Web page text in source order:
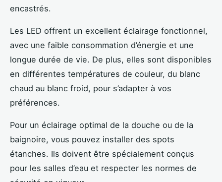
encastrés.
Les LED offrent un excellent éclairage fonctionnel,
avec une faible consommation d’énergie et une
longue durée de vie. De plus, elles sont disponibles
en différentes températures de couleur, du blanc
chaud au blanc froid, pour s’adapter à vos
préférences.
Pour un éclairage optimal de la douche ou de la
baignoire, vous pouvez installer des spots
étanches. Ils doivent être spécialement conçus
pour les salles d’eau et respecter les normes de